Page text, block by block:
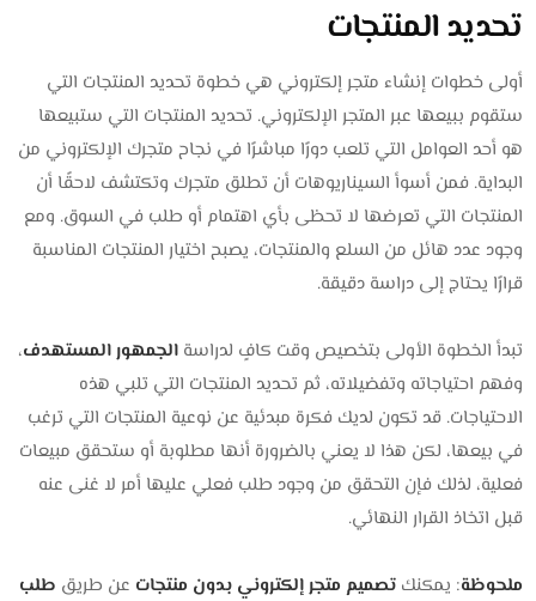
تحديد المنتجات
أولى خطوات إنشاء متجر إلكتروني هي خطوة تحديد المنتجات التي
ستقوم ببيعها عبر المتجر الإلكتروني. تحديد المنتجات التي ستبيعها
هو أحد العوامل التي تلعب دورًا مباشرًا في نجاح متجرك الإلكتروني من
البداية. فمن أسوأ السيناريوهات أن تطلق متجرك وتكتشف لاحقًا أن
المنتجات التي تعرضها لا تحظى بأي اهتمام أو طلب في السوق. ومع
وجود عدد هائل من السلع والمنتجات، يصبح اختيار المنتجات المناسبة
قرارًا يحتاج إلى دراسة دقيقة.
تبدأ الخطوة الأولى بتخصيص وقت كافٍ لدراسةالجمهور المستهدف،
وفهم احتياجاته وتفضيلاته، ثم تحديد المنتجات التي تلبي هذه
الاحتياجات. قد تكون لديك فكرة مبدئية عن نوعية المنتجات التي ترغب
في بيعها، لكن هذا لا يعني بالضرورة أنها مطلوبة أو ستحقق مبيعات
فعلية، لذلك فإن التحقق من وجود طلب فعلي عليها أمر لا غنى عنه
قبل اتخاذ القرار النهائي.
ملحوظة: يمكنكتصميم متجر إلكتروني بدون منتجات عن طريق طلب